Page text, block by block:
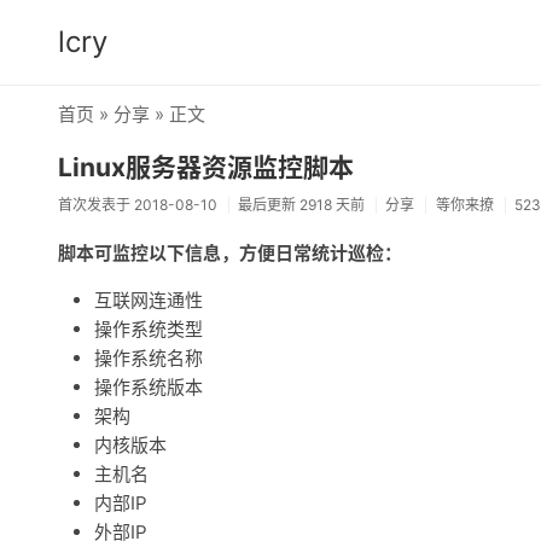
lcry
首页 » 分享 » 正文
Linux服务器资源监控脚本
首次发表于 2018-08-10 最后更新 2918 天前 分享 等你来撩
脚本可监控以下信息，方便日常统计巡检：
互联网连通性
操作系统类型
操作系统名称
操作系统版本
架构
内核版本
主机名
内部IP
外部IP